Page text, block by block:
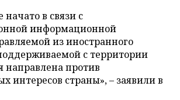
начато в связи с
информационной
из иностранного
с территории
направлена против
интересов страны», – заявили в